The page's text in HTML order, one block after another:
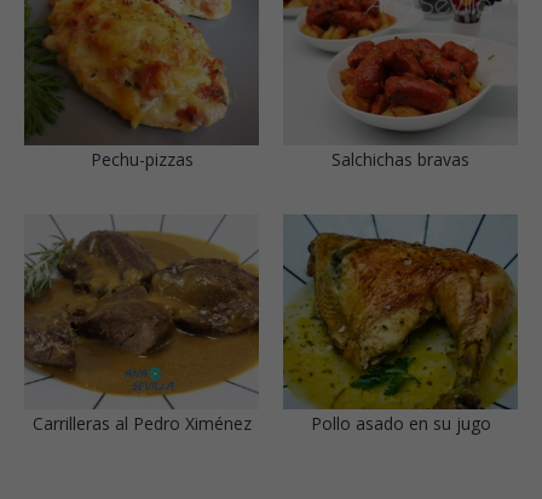
Pechu-pizzas Salchichas bravas
Carrilleras al Pedro Ximénez Pollo asado en su jugo